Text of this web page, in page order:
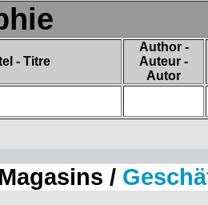
- Titre
Author -
Auteur -
Autor
Magasins /